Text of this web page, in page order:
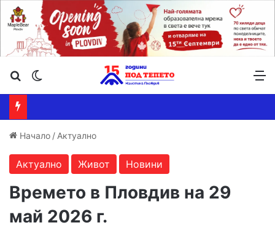
Търсене ...
Начало / Актуално
Актуално Живот Новини
Времето в Пловдив на 29
май 2026 г.